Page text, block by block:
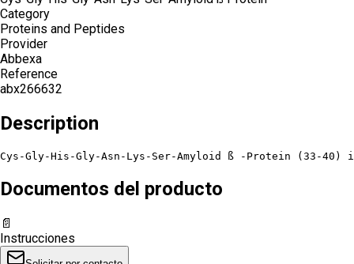
Category
Proteins and Peptides
Provider
Abbexa
Reference
abx266632
Description
Cys-Gly-His-Gly-Asn-Lys-Ser-Amyloid ß -Protein (33-40)
Documentos del producto
📄
Instrucciones